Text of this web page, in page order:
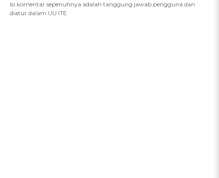
Isi komentar sepenuhnya adalah tanggung jawab pengguna dan
diatur dalam UU ITE